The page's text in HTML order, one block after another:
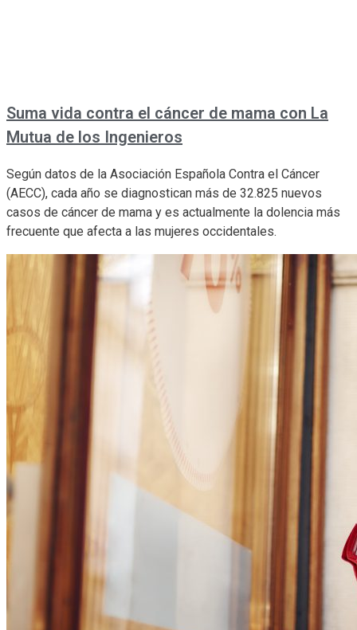
Suma vida contra el cáncer de mama con La
Mutua de los Ingenieros
Según datos de la Asociación Española Contra el Cáncer
(AECC), cada año se diagnostican más de 32.825 nuevos
casos de cáncer de mama y es actualmente la dolencia más
frecuente que afecta a las mujeres occidentales.